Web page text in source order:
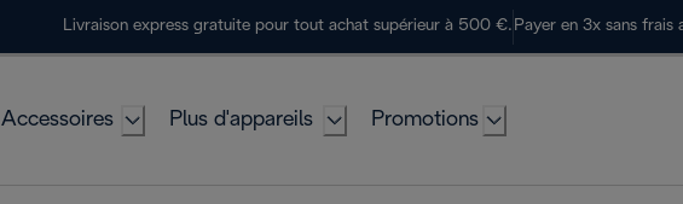
Livraison express gratuite pour tout achat supérieur à 500 €. Payer en 3x sans frais
Accessoires Plus d'appareils Promotions